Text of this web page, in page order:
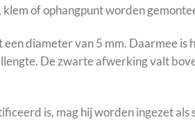
of ophangpunt worden
een diameter van 5 mm. Daarmee
De zwarte afwerking valt
is, mag hij worden ingezet